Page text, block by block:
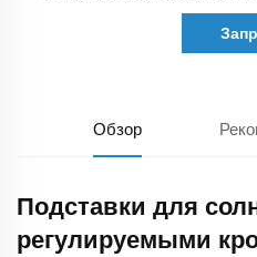
Обзор
Подставки для
регулируемыми